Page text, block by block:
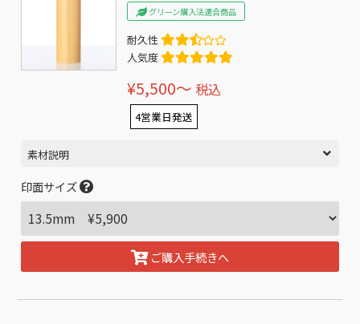
グリーン購入法適合商品
耐久性
人気度
¥5,500〜 税込
4営業日発送
素材説明
印面サイズ
ご購入手続きへ